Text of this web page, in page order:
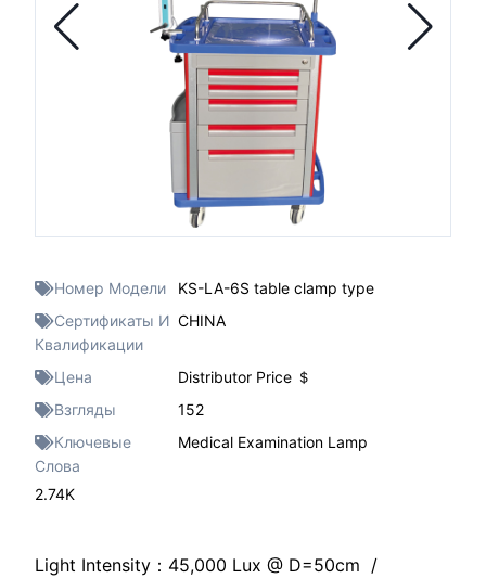
Номер Модели
KS-LA-6S table clamp type
Сертификаты И
Квалификации
CHINA
Цена
Distributor Price ＄
Взгляды
152
Ключевые
Слова
Medical Examination Lamp
2.74K
Light Intensity：45,000 Lux @ D=50cm /